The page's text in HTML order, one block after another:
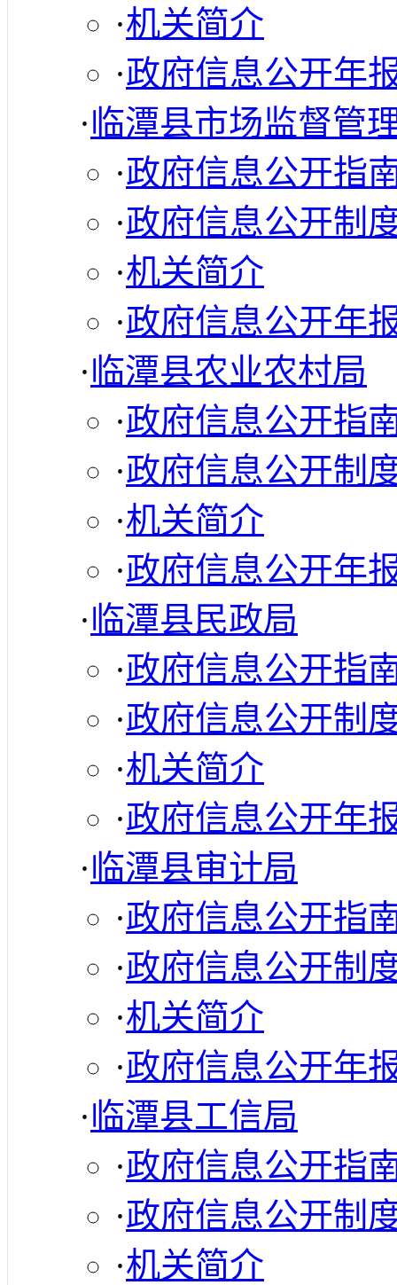
·机关简介
·政府信息公开年
·临潭县市场监督管
·政府信息公开指
·政府信息公开制
·机关简介
·政府信息公开年
·临潭县农业农村局
·政府信息公开指
·政府信息公开制
·机关简介
·政府信息公开年
·临潭县民政局
·政府信息公开指
·政府信息公开制
·机关简介
·政府信息公开年
·临潭县审计局
·政府信息公开指
·政府信息公开制
·机关简介
·政府信息公开年
·临潭县工信局
·政府信息公开指
·政府信息公开制
·机关简介